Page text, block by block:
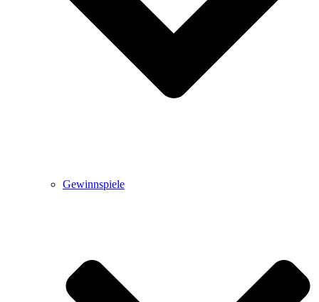
Gewinnspiele